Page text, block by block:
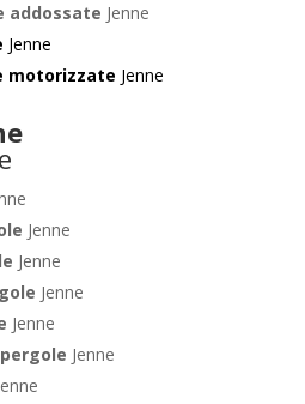
addossate Jenne
Jenne
motorizzate Jenne
Jenne
Jenne
Jenne
Jenne
Jenne